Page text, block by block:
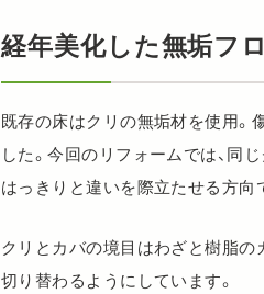
経年美化した無垢フ
既存の床はクリの無垢材を使用
した。今回のリフォームでは、同
はっきりと違いを際立たせる方向
クリとカバの境目はわざと樹脂
切り替わるようにしています。